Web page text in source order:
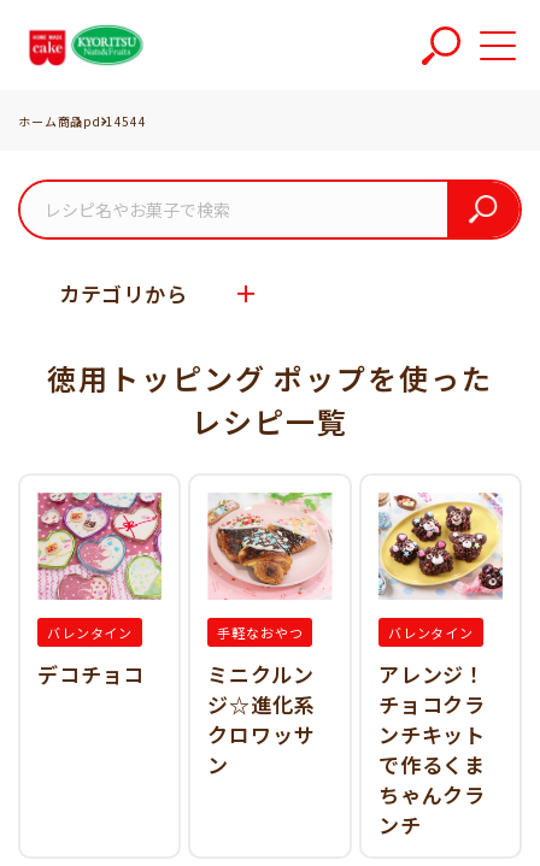
ホーム商品pd-14544
カテゴリから
徳用トッピング ポップを使った
レシピ一覧
バレンタイン
デコチョコ
手軽なおやつ
ミニクルン
ジ☆進化系
クロワッサ
ン
バレンタイン
アレンジ！
チョコクラ
ンチキット
で作るくま
ちゃんクラ
ンチ